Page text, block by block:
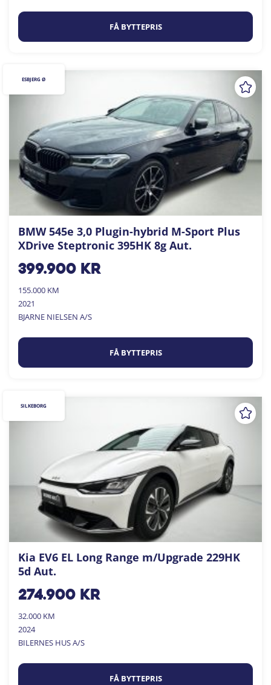
FÅ BYTTEPRIS
BMW 545e 3,0 Plugin-hybrid M-Sport Plus
XDrive Steptronic 395HK 8g Aut.
399.900kr
155.000 KM
2021
BJARNE NIELSEN A/S
FÅ BYTTEPRIS
ESBJERG Ø
Kia EV6 EL Long Range m/Upgrade 229HK
5d Aut.
274.900kr
32.000 KM
2024
BILERNES HUS A/S
FÅ BYTTEPRIS
SILKEBORG